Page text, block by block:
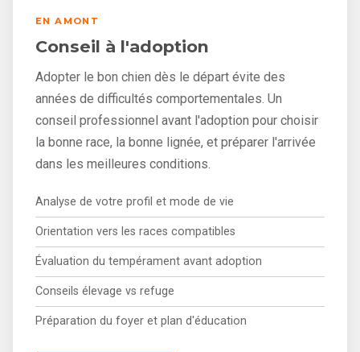
EN AMONT
Conseil à l'adoption
Adopter le bon chien dès le départ évite des
années de difficultés comportementales. Un
conseil professionnel avant l'adoption pour choisir
la bonne race, la bonne lignée, et préparer l'arrivée
dans les meilleures conditions.
Analyse de votre profil et mode de vie
Orientation vers les races compatibles
Évaluation du tempérament avant adoption
Conseils élevage vs refuge
Préparation du foyer et plan d'éducation